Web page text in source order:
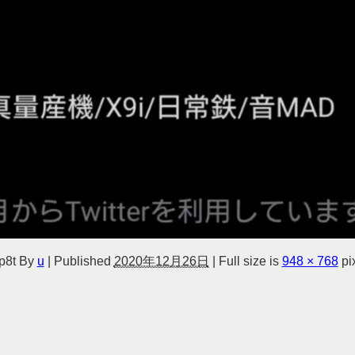
By u Published 2020年12月26日 Full size is 948 × 768